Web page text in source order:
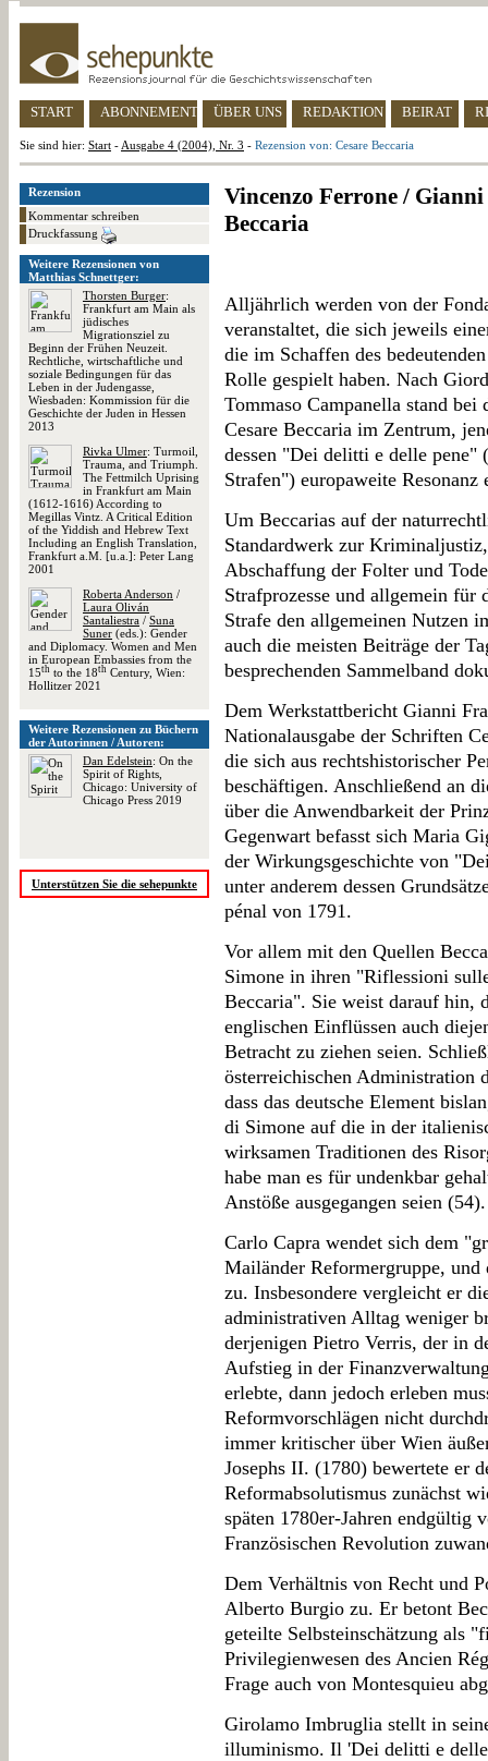
START ABONNEMENT ÜBER UNS REDAKTION BEIRAT
Sie sind hier: Start - Ausgabe 4 (2004), Nr. 3 - Rezension von: Cesare Beccaria
Rezension
Kommentar schreiben
Druckfassung
Weitere Rezensionen von
Matthias Schnettger:
Thorsten Burger:
Frankfurt am Main als
jüdisches
Migrationsziel zu
Beginn der Frühen Neu­­­zeit.
Rechtliche, wirtschaftliche und
soziale Bedingungen für das
Leben in der Judengasse,
Wiesbaden: Kommission für die
Geschichte der Juden in Hessen
2013
Rivka Ulmer: Turmoil,
Trauma, and Triumph.
The Fettmilch Uprising
in Frankfurt am Main
(1612-1616) According to
Megillas Vintz. A Critical Edition
of the Yiddish and Hebrew Text
Including an English Translation,
Frankfurt a.M. [u.a.]: Peter Lang
2001
Roberta Anderson /
Laura Oliván
Santaliestra / Suna
Suner (eds.): Gender
and Diplomacy. Women and Men
in European Embassies from the
15th to the 18th Century, Wien:
Hollitzer 2021
Weitere Rezensionen zu Büchern
der Autorinnen / Autoren:
Dan Edelstein: On the
Spirit of Rights,
Chicago: University of
Chicago Press 2019
Unterstützen Sie die sehepunkte
Vincenzo Ferrone /
Beccaria
Alljährlich werden von der
veranstaltet, die sich jeweils
die im Schaffen des
Rolle gespielt haben. Nach
Tommaso Campanella stand
Cesare Beccaria im Zentrum,
dessen "Dei delitti e delle pene"
Strafen") europaweite Resonanz
Um Beccarias auf der
Standardwerk zur
Abschaffung der Folter und
Strafprozesse und allgemein für
Strafe den allgemeinen Nutzen
auch die meisten Beiträge der
besprechenden Sammelband
Dem Werkstattbericht Gianni
Nationalausgabe der Schriften
die sich aus rechtshistorischer
beschäftigen. Anschließend an
über die Anwendbarkeit der
Gegenwart befasst sich Maria
der Wirkungsgeschichte von
unter anderem dessen
pénal von 1791.
Vor allem mit den Quellen
Simone in ihren "Riflessioni
Beccaria". Sie weist darauf hin,
englischen Einflüssen auch
Betracht zu ziehen seien.
österreichischen Administration
dass das deutsche Element
di Simone auf die in der
wirksamen Traditionen des
habe man es für undenkbar
Anstöße ausgegangen seien (54).
Carlo Capra wendet sich dem
Mailänder Reformergruppe,
zu. Insbesondere vergleicht er
administrativen Alltag weniger
derjenigen Pietro Verris, der in
Aufstieg in der
erlebte, dann jedoch erleben
Reformvorschlägen nicht
immer kritischer über Wien
Josephs II. (1780) bewertete er
Reformabsolutismus zunächst
späten 1780er-Jahren endgültig
Französischen Revolution
Dem Verhältnis von Recht und
Alberto Burgio zu. Er betont
geteilte Selbsteinschätzung als
Privilegienwesen des Ancien
Frage auch von Montesquieu
Girolamo Imbruglia stellt in
illuminismo. Il 'Dei delitti e